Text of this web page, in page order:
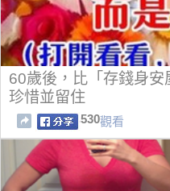
60歲後，比「存錢身
珍惜並留住
530觀看